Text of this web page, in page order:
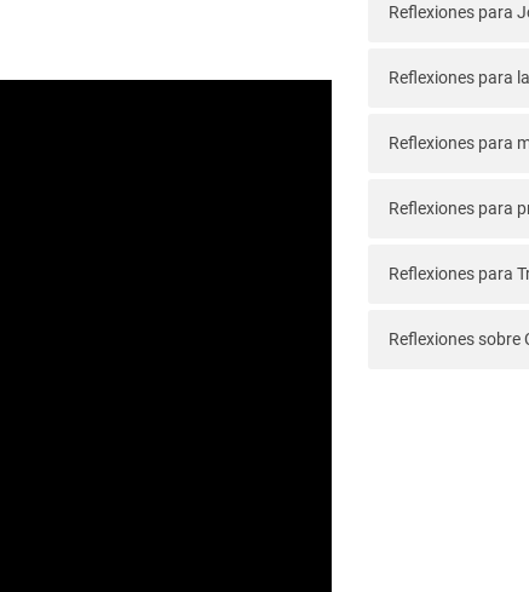
Reflexiones para
Reflexiones para
Reflexiones para
Reflexiones para
Reflexiones para
Reflexiones sobre